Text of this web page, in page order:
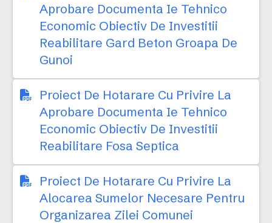
Aprobare Documenta Ie Tehnico
Economic Obiectiv De Investitii
Reabilitare Gard Beton Groapa De
Gunoi
Proiect De Hotarare Cu Privire La
Aprobare Documenta Ie Tehnico
Economic Obiectiv De Investitii
Reabilitare Fosa Septica
Proiect De Hotarare Cu Privire La
Alocarea Sumelor Necesare Pentru
Organizarea Zilei Comunei